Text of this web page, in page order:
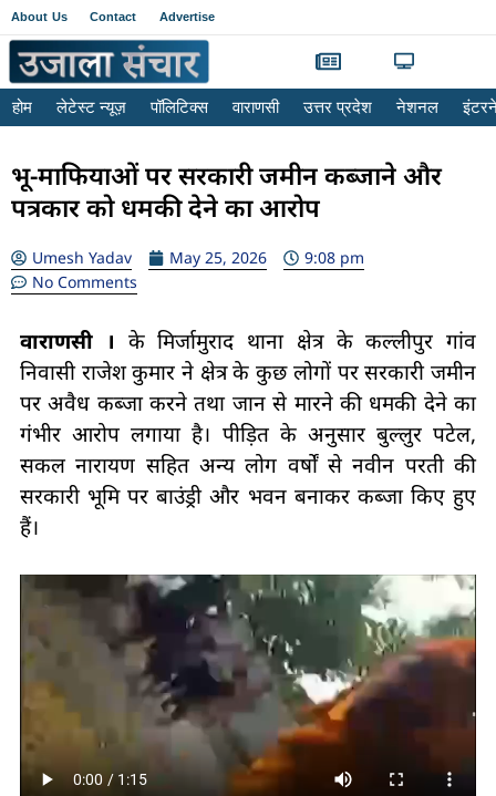
About Us Contact Advertise
होम लेटेस्ट न्यूज़ पॉलिटिक्स वाराणसी उत्तर प्रदेश नेशनल
भू-माफियाओं पर सरकारी जमीन कब्जाने और
पत्रकार को धमकी देने का आरोप
Umesh Yadav May 25, 2026
9:08 pm
No Comments
वाराणसी । के मिर्जामुराद थाना क्षेत्र के कल्लीपुर गांव
निवासी राजेश कुमार ने क्षेत्र के कुछ लोगों पर सरकारी जमीन
पर अवैध कब्जा करने तथा जान से मारने की धमकी देने का
गंभीर आरोप लगाया है। पीड़ित के अनुसार बुल्लुर पटेल,
सकल नारायण सहित अन्य लोग वर्षों से नवीन परती की
सरकारी भूमि पर बाउंड्री और भवन बनाकर कब्जा किए हुए
हैं।